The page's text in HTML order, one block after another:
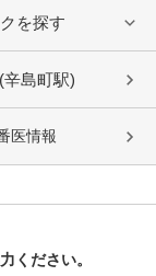
を探す
島町駅)
医情報
ください。